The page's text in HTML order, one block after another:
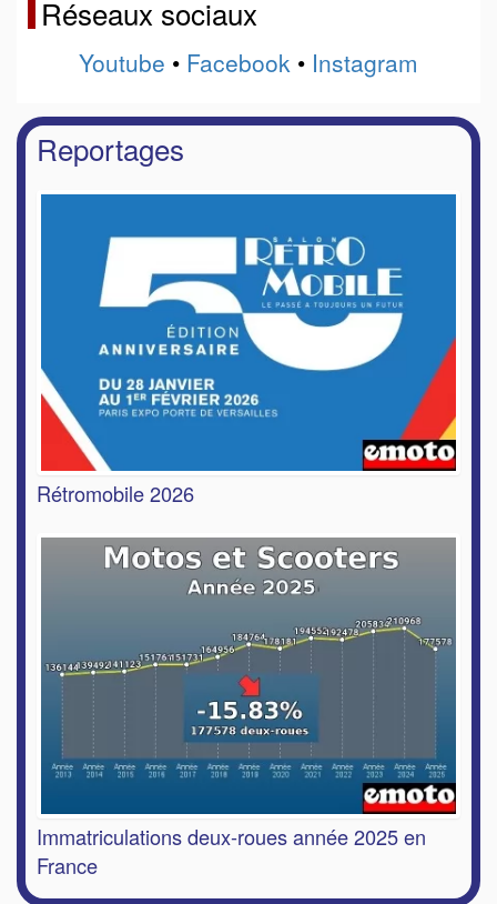
Réseaux sociaux
Youtube • Facebook • Instagram
Reportages
Rétromobile 2026
Immatriculations deux-roues année 2025 en
France